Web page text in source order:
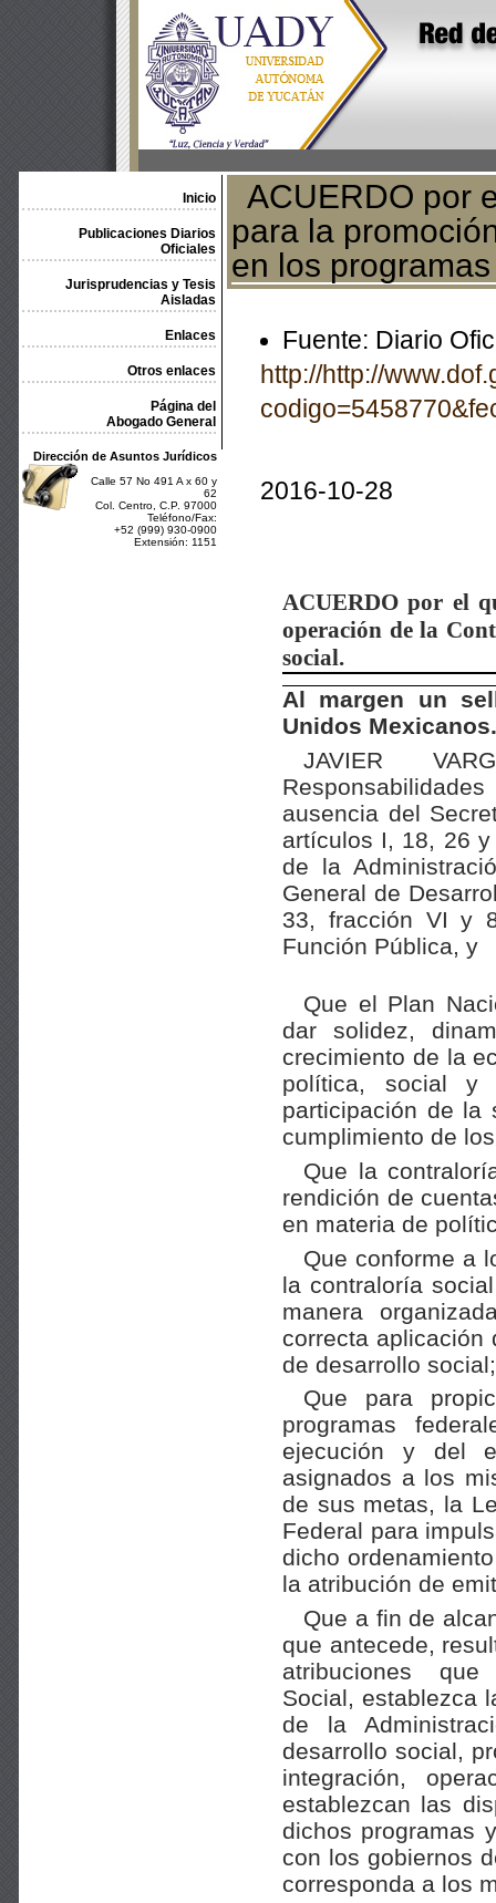
Inicio
Publicaciones Diarios
Oficiales
Jurisprudencias y Tesis
Aisladas
Enlaces
Otros enlaces
Página del
Abogado General
Dirección de Asuntos Jurídicos
Calle 57 No 491 A x 60 y
62
Col. Centro, C.P. 97000
Teléfono/Fax:
+52 (999) 930-0900
Extensión: 1151
ACUERDO por
para la
en los
Fuente: Diario
http://http://
2016-10-28
ACUERDO por el
operación de la
social.
Al margen un
Unidos
JAVIER
ausencia del
artículos I, 18, 26
de la
General de
33, fracción VI y
Función Pública, y
Que el Plan
dar solidez,
crecimiento de la
política, social y
participación de la
cumplimiento de
Que la
rendición de
en materia de
Que conforme a
la contraloría
manera
correcta aplicación
de desarrollo social;
Que para
programas
ejecución y del
asignados a los
de sus metas, la
Federal para
dicho
la atribución de
Que a fin de
que antecede,
atribuciones
Social, establezca
de la
desarrollo social,
integración,
establezcan las
dichos programas
con los gobiernos
corresponda a los